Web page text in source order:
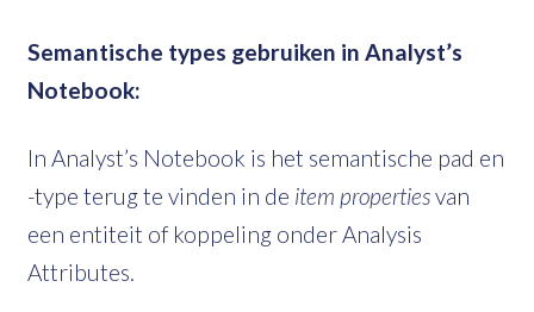
Semantische types gebruiken in Analyst’s
Notebook:
In Analyst’s Notebook is het semantische pad en
-type terug te vinden in de item propertiesvan
een entiteit of koppeling onder Analysis
Attributes.